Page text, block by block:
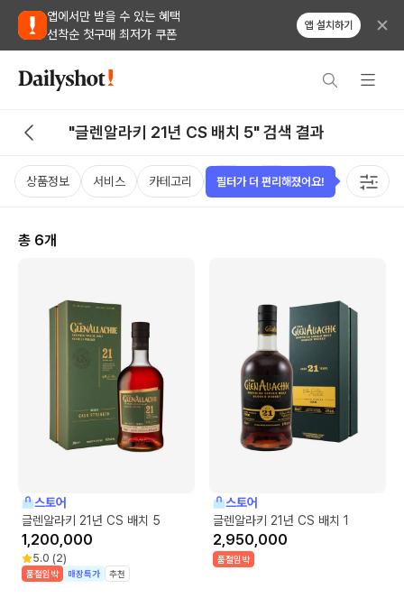
앱에서만 받을 수 있는 혜택
선착순 첫구매 최저가 쿠폰
앱 설치하기
"글렌알라키 21년 CS 배치 5" 검색 결과
상품정보 서비스 카테고리 가격 국가 용량 태그
총 6개
스토어
글렌알라키 21년 CS 배치 5
1,200,000
5.0 (2)
품절임박 매장특가 추천
스토어
글렌알라키 21년 CS 배치 1
2,950,000
품절임박
필터가 더 편리해졌어요!